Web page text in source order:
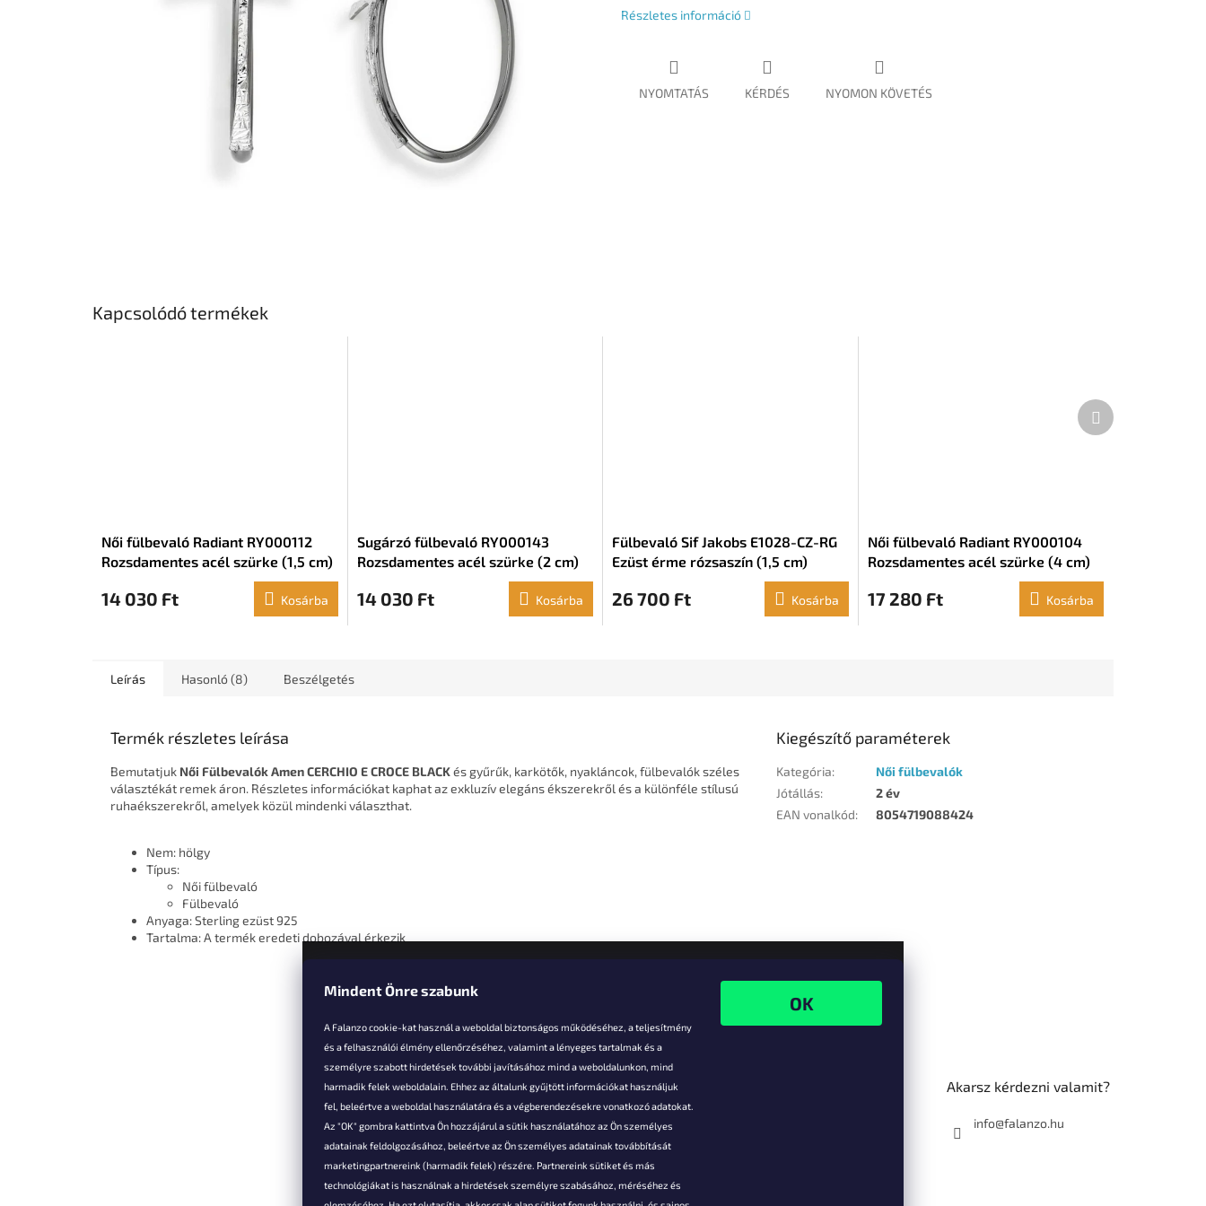
Mindent Önre szabunk
A Falanzo cookie-kat használ a weboldal biztonságos működéséhez, a teljesítmény
és a felhasználói élmény ellenőrzéséhez, valamint a lényeges tartalmak és a
személyre szabott hirdetések további javításához mind a weboldalunkon, mind
harmadik felek weboldalain. Ehhez az általunk gyűjtött információkat használjuk
fel, beleértve a weboldal használatára és a végberendezésekre vonatkozó adatokat.
Az "OK" gombra kattintva Ön hozzájárul a sütik használatához az Ön személyes
adatainak feldolgozásához, beleértve az Ön személyes adatainak továbbítását
marketingpartnereink (harmadik felek) részére. Partnereink sütiket és más
technológiákat is használnak a hirdetések személyre szabásához, méréséhez és
Részletes információ
NYOMTATÁS KÉRDÉS NYOMON KÖVETÉS
Kapcsolódó termékek
Női fülbevaló Radiant RY000112
Rozsdamentes acél szürke (1,5 cm)
14 030 Ft Kosárba
Sugárzó fülbevaló RY000143
Rozsdamentes acél szürke (2 cm)
14 030 Ft Kosárba
Fülbevaló Sif Jakobs E1028-CZ-RG
Ezüst érme rózsaszín (1,5 cm)
26 700 Ft Kosárba
Női fülbevaló Radiant RY000104
Rozsdamentes acél szürke (4 cm)
17 280 Ft Kosárba
Következő
termék
Leírás Hasonló (8) Beszélgetés
Termék részletes leírása
Bemutatjuk Női Fülbevalók Amen CERCHIO E CROCE BLACKés gyűrűk, karkötők, nyakláncok, fülbevalók széles
választékát remek áron. Részletes információkat kaphat az exkluzív elegáns ékszerekről és a különféle stílusú
ruhaékszerekről, amelyek közül mindenki választhat.
Nem: hölgy
Típus:
Női fülbevaló
Fülbevaló
Anyaga: Sterling ezüst 925
Tartalma: A termék eredeti dobozával érkezik
Kiegészítő paraméterek
Kategória:
Női fülbevalók
Jótállás:
2 év
EAN vonalkód: 8054719088424
Vevőknek
Hűségkedvezmények
Szállítás és fizetés
Panaszok és áruk
visszaküldése
Akarsz kérdezni valamit?
info@falanzo.hu